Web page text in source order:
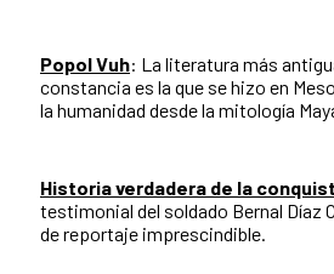
Popol Vuh: La literatura más
constancia es la que se hizo en
la humanidad desde la mitología
Historia verdadera de la
testimonial del soldado Bernal Díaz
de reportaje imprescindible.